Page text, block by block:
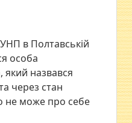
в Полтавській
особа
який назвався
через стан
не може про себе